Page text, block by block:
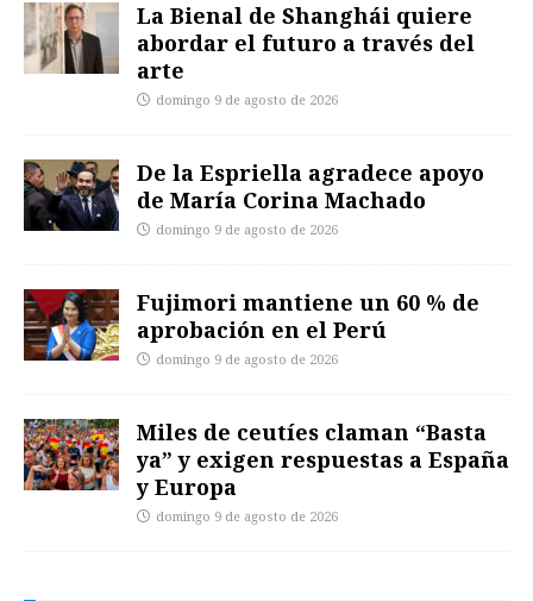
La Bienal de Shanghái quiere
abordar el futuro a través del
arte
domingo 9 de agosto de 2026
De la Espriella agradece apoyo
de María Corina Machado
domingo 9 de agosto de 2026
Fujimori mantiene un 60 % de
aprobación en el Perú
domingo 9 de agosto de 2026
Miles de ceutíes claman “Basta
ya” y exigen respuestas a España
y Europa
domingo 9 de agosto de 2026